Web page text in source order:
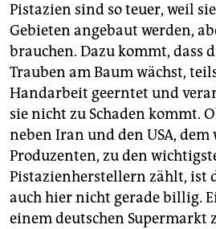
Pistazien sind so teuer, weil
Gebieten angebaut werden,
brauchen. Dazu kommt, dass
Trauben am Baum wächst,
Handarbeit geerntet und
sie nicht zu Schaden kommt.
neben Iran und den USA,
Produzenten, zu den
Pistazienherstellern zählt, ist
auch hier nicht gerade billig.
einem deutschen Supermarkt